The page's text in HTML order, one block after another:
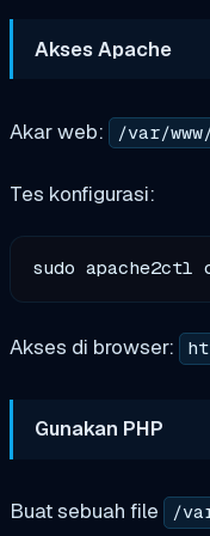
Akses Apache
Akar web: /var/
Tes konfigurasi:
Akses di browser:
Gunakan PHP
Buat sebuah file /